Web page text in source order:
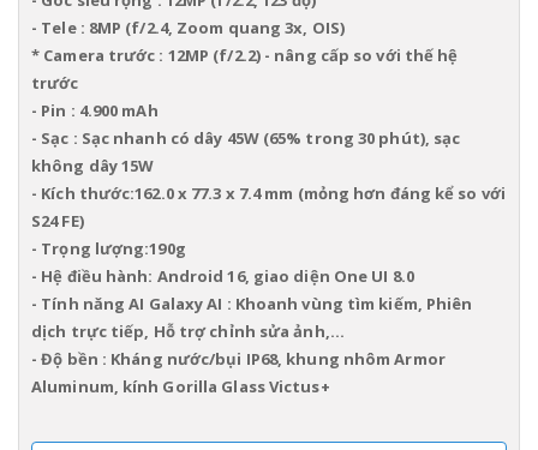
- Tele : 8MP (f/2.4, Zoom quang 3x, OIS)
* Camera trước : 12MP (f/2.2) - nâng cấp so với thế hệ
trước
- Pin : 4.900 mAh
- Sạc : Sạc nhanh có dây 45W (65% trong 30 phút), sạc
không dây 15W
- Kích thước:162.0 x 77.3 x 7.4 mm (mỏng hơn đáng kể so với
S24 FE)
- Trọng lượng:190g
- Hệ điều hành: Android 16, giao diện One UI 8.0
- Tính năng AI Galaxy AI : Khoanh vùng tìm kiếm, Phiên
dịch trực tiếp, Hỗ trợ chỉnh sửa ảnh,...
- Độ bền : Kháng nước/bụi IP68, khung nhôm Armor
Aluminum, kính Gorilla Glass Victus+